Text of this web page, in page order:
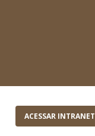
ACESSAR INTRANET